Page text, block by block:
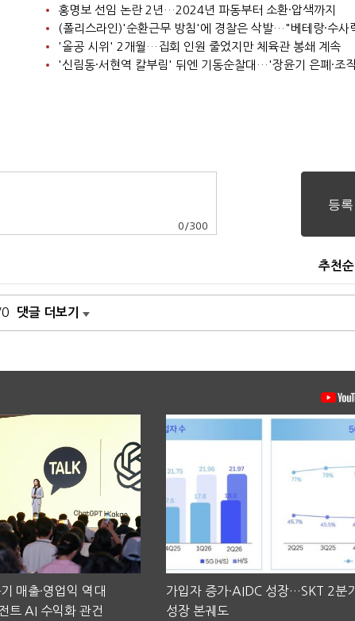
홍명보 선임 논란 2년…2024년 파동부터 소환·압색까지
'올공 시위' 2개월…집회 인원 줄었지만 체육관 봉쇄 계속
0 /300
추천순
댓글 더보기
매출·영업익 역대
트 AI 수익화 관건
가입자 증가·AIDC 성장…SKT 2분기
성장 본궤도